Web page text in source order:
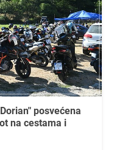
posvećena
na cestama i